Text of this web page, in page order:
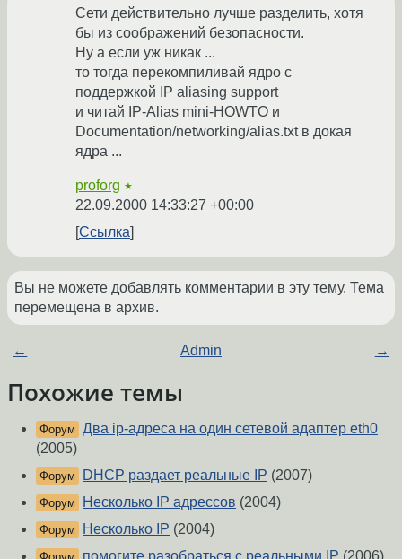
Сети действительно лучше разделить, хотя
бы из соображений безопасности.
Ну а если уж никак ...
то тогда перекомпиливай ядро с
поддержкой IP aliasing support
и читай IP-Alias mini-HOWTO и
Documentation/networking/alias.txt в докая
ядра ...
proforg ★
22.09.2000 14:33:27 +00:00
Ссылка
Вы не можете добавлять комментарии в эту тему. Тема
перемещена в архив.
← Admin →
Похожие темы
Форум Два ip-адреса на один сетевой адаптер eth0
(2005)
Форум DHCP раздает реальные IP (2007)
Форум Несколько IP адрессов (2004)
Форум Несколько IP (2004)
помогите разобраться с реальными IP (2006)